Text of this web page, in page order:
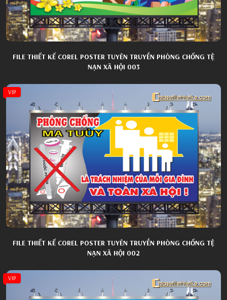
FILE THIẾT KẾ COREL POSTER TUYÊN TRUYỀN PHÒNG CHỐNG TỆ
NẠN XÃ HỘI 003
VIP
FILE THIẾT KẾ COREL POSTER TUYÊN TRUYỀN PHÒNG CHỐNG TỆ
NẠN XÃ HỘI 002
VIP